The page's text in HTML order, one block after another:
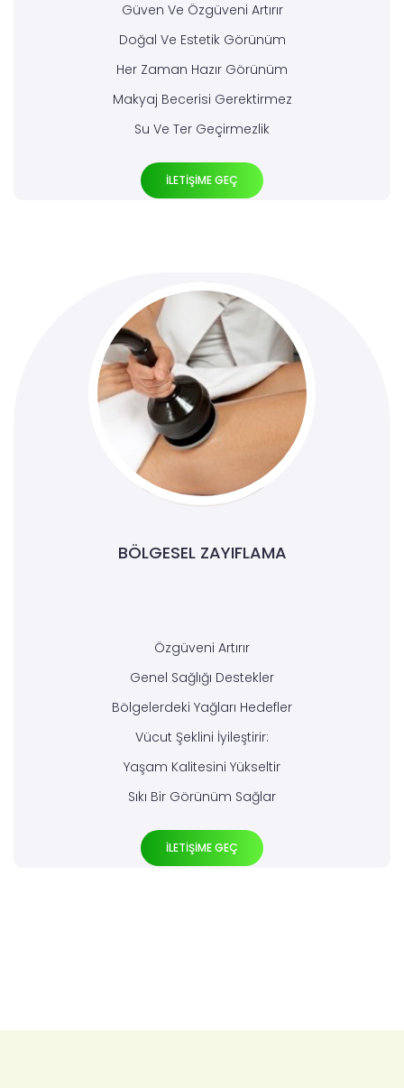
Güven Ve Özgüveni Artırır
Doğal Ve Estetik Görünüm
Her Zaman Hazır Görünüm
Makyaj Becerisi Gerektirmez
Su Ve Ter Geçirmezlik
İLETİŞİME GEÇ
BÖLGESEL ZAYIFLAMA
Özgüveni Artırır
Genel Sağlığı Destekler
Bölgelerdeki Yağları Hedefler
Vücut Şeklini İyileştirir:
Yaşam Kalitesini Yükseltir
Sıkı Bir Görünüm Sağlar
İLETİŞİME GEÇ